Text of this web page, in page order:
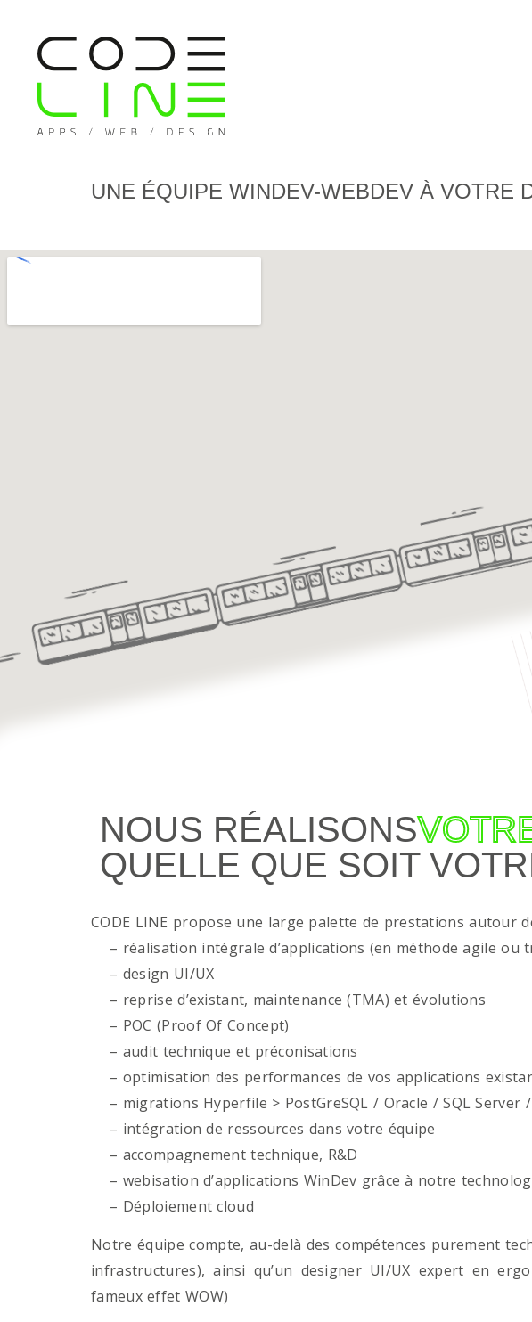
UNE ÉQUIPE WINDEV-WEBDEV À VOTRE
NOUS RÉALISONS
QUELLE QUE SOIT
CODE LINE propose une large palette de prestations autour
– réalisation intégrale d’applications (en méthode agile ou
– design UI/UX
– reprise d’existant, maintenance (TMA) et évolutions
– POC (Proof Of Concept)
– audit technique et préconisations
– optimisation des performances de vos applications
– migrations Hyperfile > PostGreSQL / Oracle / SQL Server /
– intégration de ressources dans votre équipe
– accompagnement technique, R&D
– webisation d’applications WinDev grâce à notre
– Déploiement cloud
Notre équipe compte, au-delà des compétences purement
infrastructures), ainsi qu’un designer UI/UX expert en
fameux effet WOW)